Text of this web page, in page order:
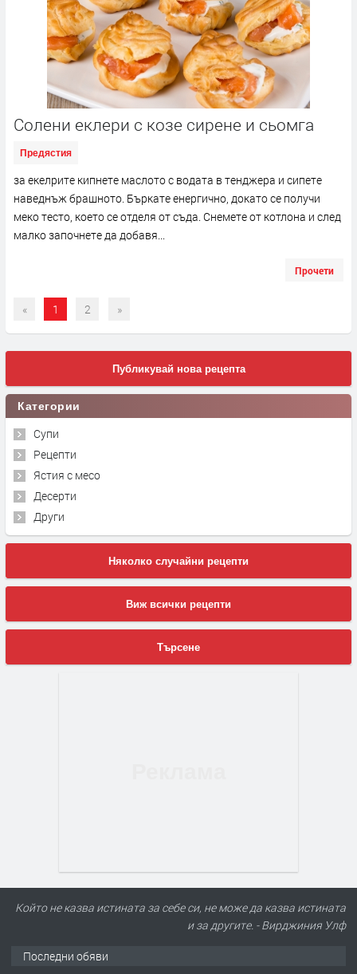
Солени еклери с козе сирене и сьомга
Предястия
за екелрите кипнете маслото с водата в тенджера и сипете
наведнъж брашното. Бъркате енергично, докато се получи
меко тесто, което се отделя от съда. Снемете от котлона и след
малко започнете да добавя...
Прочети
« 1 2 »
Публикувай нова рецепта
Категории
Супи
Рецепти
Ястия с месо
Десерти
Други
Няколко случайни рецепти
Виж всички рецепти
Търсене
Който не казва истината за себе си, не може да казва истината
и за другите. - Вирджиния Улф
Последни обяви